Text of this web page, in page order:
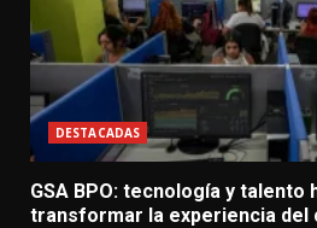
DESTACADAS
GSA BPO: tecnología y talento
transformar la experiencia del